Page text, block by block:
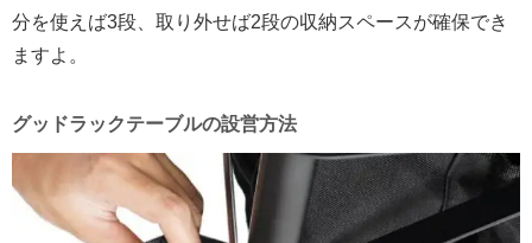
分を使えば3段、取り外せば2段の収納スペースが確保でき
ますよ。
グッドラックテーブルの設営方法